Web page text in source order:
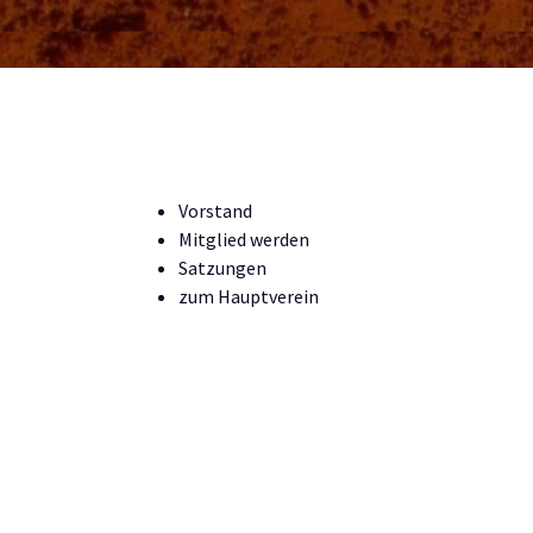
Vorstand
Mitglied werden
Satzungen
zum Hauptverein